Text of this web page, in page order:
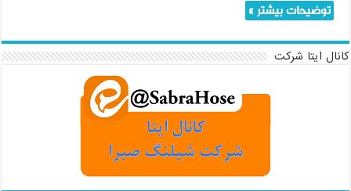
توضیحات بیشتر »
کانال ایتا شرکت